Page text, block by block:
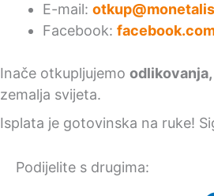
E-mail:
Facebook:
Inače otkupljujemo odlikovanja,
zemalja svijeta.
Isplata je gotovinska na ruke!
Podijelite s drugima: